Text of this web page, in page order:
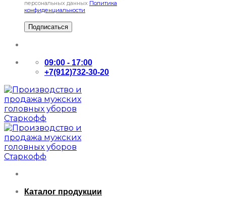
персональных данных Политика
конфиденциальности
09:00 - 17:00
+7(912)732-30-20
Каталог продукции